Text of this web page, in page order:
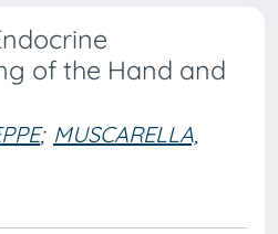
of the Hand and
; MUSCARELLA,